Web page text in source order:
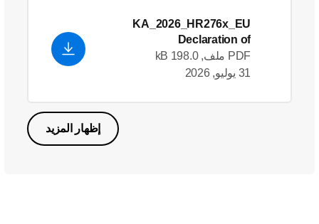
KA_2026_HR276x_EU
Declaration of
Conformity_en_US - English
(US)
PDF ملف, 198.0 kB
31 يوليو, 2026
إظهار المزيد